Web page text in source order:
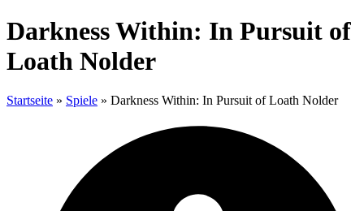
Darkness Within: In Pursuit of
Loath Nolder
Startseite » Spiele » Darkness Within: In Pursuit of Loath Nolder